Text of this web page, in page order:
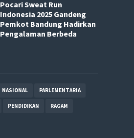
Pocari Sweat Run
Indonesia 2025 Gandeng
Pemkot Bandung Hadirkan
Pengalaman Berbeda
NASIONAL PARLEMENTARIA
PENDIDIKAN RAGAM